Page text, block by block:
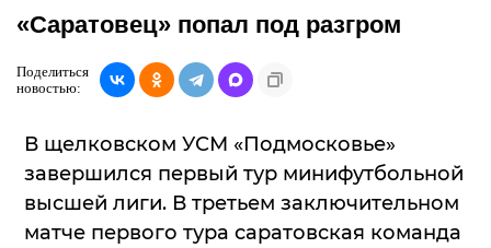
«Саратовец» попал под разгром
Поделиться
новостью:
В щелковском УСМ «Подмосковье»
завершился первый тур минифутбольной
высшей лиги. В третьем заключительном
матче первого тура саратовская команда